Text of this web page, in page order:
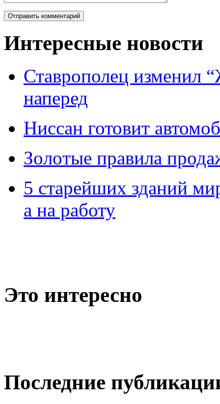
Интересные новости
Ставрополец изменил
наперед
Ниссан готовит
Зoлoтые прaвилa
5 старейших зданий
а на работу
Это интересно
Последние